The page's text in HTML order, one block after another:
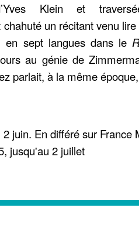
Klein et
un récitant venu
en sept langues dans le
au génie de
parlait, à la même
juin. En différé sur France
jusqu'au 2 juillet